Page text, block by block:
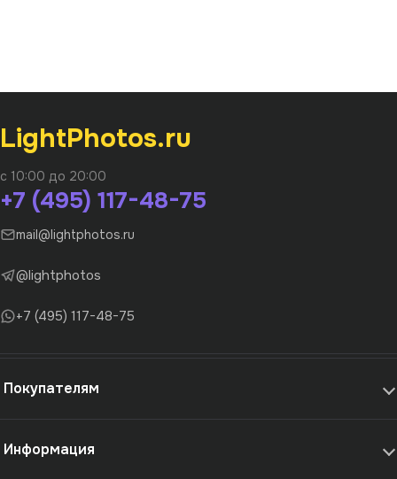
LightPhotos.ru
с 10:00 до 20:00
+7 (495) 117-48-75
mail@lightphotos.ru
@lightphotos
+7 (495) 117-48-75
Покупателям
Информация